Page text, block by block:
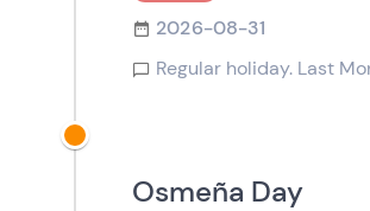
2026-08-31
Regular holiday. Last
Osmeña Day